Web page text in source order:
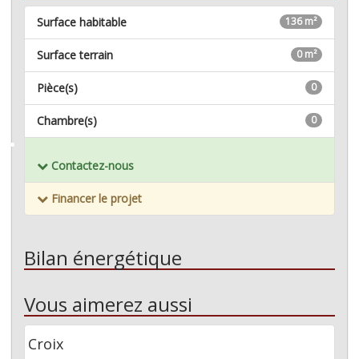
136 m²
Surface habitable
0 m²
Surface terrain
0
Pièce(s)
0
Chambre(s)
Contactez-nous
Financer le projet
Bilan énergétique
Vous aimerez aussi
Croix